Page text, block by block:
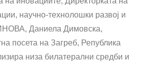
научно-технолошки развој и
Даниела Димовска,
посета на Загреб, Република
низа билатерални средби и